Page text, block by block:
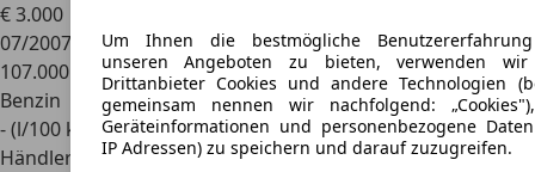
€ 3.000
07/2007
107.000 km
Benzin
- (l/100 km)
Händler
Um Ihnen die bestmögliche
unseren Angeboten zu bieten, verwenden
Drittanbieter Cookies und andere Technologien
gemeinsam nennen wir nachfolgend:
Geräteinformationen und personenbezogene
IP Adressen) zu speichern und darauf zuzugreifen.